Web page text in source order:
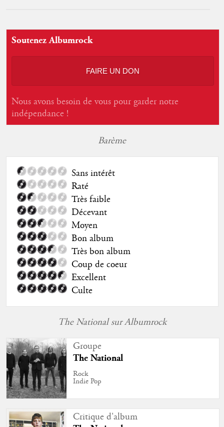
Soutenez Albumrock
FAIRE UN DON
Nous avons besoin de vous pour garder notre
indépendance !
Barème
Sans intérêt
Raté
Très faible
Décevant
Moyen
Bon album
Très bon album
Coup de coeur
Excellent
Culte
The National sur Albumrock
Groupe
The National
Rock
Indie Pop
Critique d'album